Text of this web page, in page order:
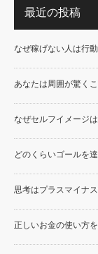
最近の投稿
なぜ稼げない人は行
あなたは周囲が驚く
なぜセルフイメージ
どのくらいゴールを
思考はプラスマイナス
正しいお金の使い方